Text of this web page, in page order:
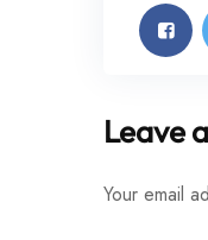
Leave
Your email